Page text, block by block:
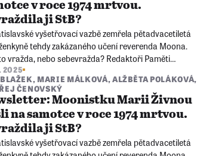
v roce 1974 mrtvou.
ji StB?
vyšetřovací vazbě zemřela pětadvacetiletá
tehdy zakázaného učení reverenda Moona.
vražda, nebo sebevražda? Redaktoři Paměti
pátrají v archivech a oslovují svědky, aby objasnili
starou padesát let.
2025
, MARIE MÁLKOVÁ,ALŽBĚTA POLÁKOVÁ,
ČENOVSKÝ
Moonistku Marii Živnou
na samotce v roce 1974 mrtvou.
ji StB?
vyšetřovací vazbě zemřela pětadvacetiletá